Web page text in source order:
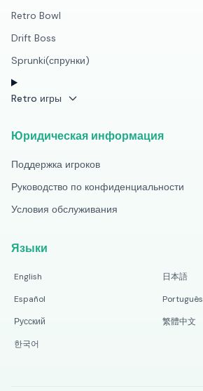
Retro Bowl
Drift Boss
Sprunki(спрунки)
Retro игры
Юридическая информация
Поддержка игроков
Руководство по конфиденциальности
Условия обслуживания
Языки
English
日本語
Español
Português
Русский
繁體中文
한국어